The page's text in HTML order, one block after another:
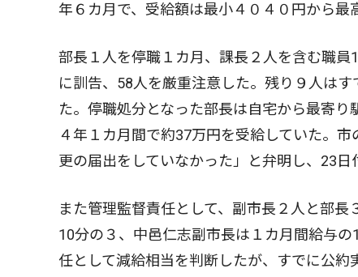
年６カ月で、受給額は最小４０４０円から最
部長１人を停職１カ月、課長２人を含む職
に訓告、58人を厳重注意した。残り９人は
た。停職処分となった部長は自宅から最寄り
４年１カ月間で約37万円を受給していた。
更の届出をしていなかった」と弁明し、23日
また管理監督責任として、副市長２人と部
10分の３、中邑仁志副市長は１カ月間給与
任として減給相当を判断したが、すでに公